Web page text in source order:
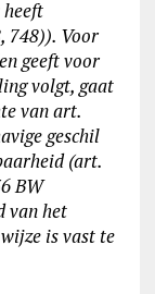
748)). Voor
geeft voor
volgt, gaat
van art.
geschil
(art.
BW
van het
is vast te